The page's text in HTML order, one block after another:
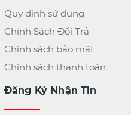
Quy định sử dụng
Chính Sách Đổi Trả
Chính sách bảo mật
Chính sách thanh toán
Đăng Ký Nhận Tin